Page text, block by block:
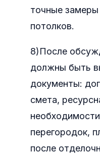
точные
потолков.
8)После
должны быть
документы:
смета,
перегородок,
после